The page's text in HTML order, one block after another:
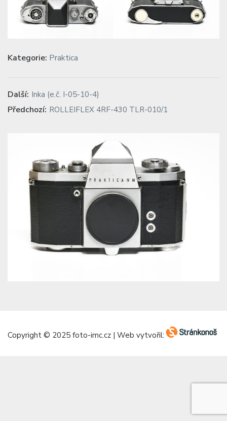
Kategorie: Praktica
Navigace
pro
Další: Previous
post:
Inka (e.č. I-05-10-4)
Předchozí: Next
ROLLEIFLEX 4RF-430 TLR-010/1
Copyright © 2025 foto-imc.cz | Web vytvořil: